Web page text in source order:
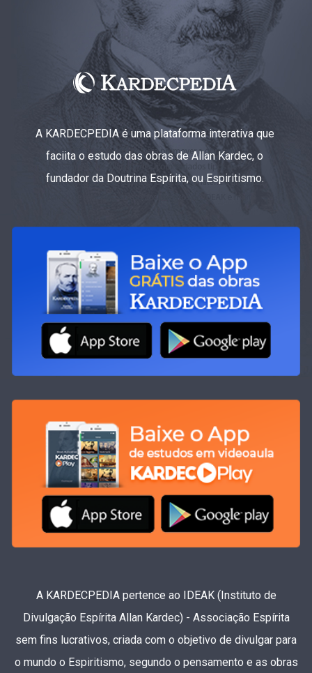
A KARDECPEDIA é uma plataforma interativa que
faciita o estudo das obras de Allan Kardec, o
fundador da Doutrina Espírita, ou Espiritismo.
A KARDECPEDIA pertence ao IDEAK (Instituto de
Divulgação Espírita Allan Kardec) - Associação Espírita
sem fins lucrativos, criada com o objetivo de divulgar para
o mundo o Espiritismo, segundo o pensamento e as obras